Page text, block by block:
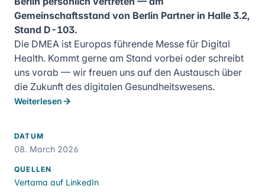
Gemeinschaftsstand von Berlin Partner in Halle 3.2,
Stand D-103.
Die DMEA ist Europas führende Messe für Digital
Health. Kommt gerne am Stand vorbei oder schreibt
uns vorab — wir freuen uns auf den Austausch über
die Zukunft des digitalen Gesundheitswesens.
Weiterlesen
DATUM
08. March 2026
QUELLEN
Vertama auf LinkedIn